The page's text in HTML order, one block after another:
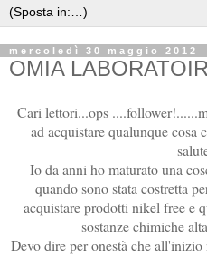
mercoledì 30 maggio 2012
OMIA
Cari lettori...ops
ad acquistare qualunque cosa
Io da anni ho maturato una
quando sono stata costretta
acquistare prodotti nikel free e
sostanze chimiche
Devo dire per onestà che